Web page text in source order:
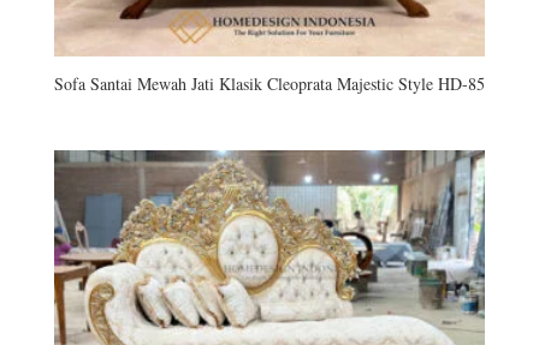
Sofa Santai Mewah Jati Klasik Cleoprata Majestic Style HD-85